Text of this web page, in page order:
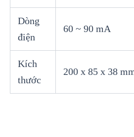
Dòng
điện
60 ~ 90 mA
Kích
thước
200 x 85 x 38